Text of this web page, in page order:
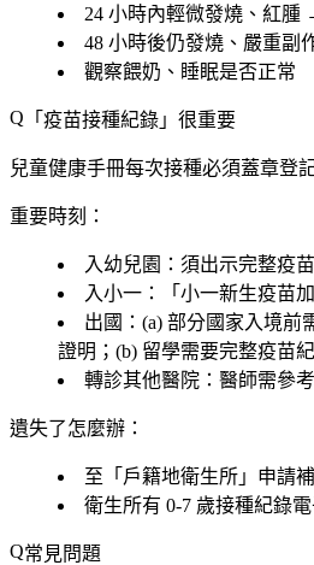
24 小時內輕微發燒、紅腫
48 小時後仍發燒、嚴重副
觀察餵奶、睡眠是否正常
「 疫苗接種紀錄 」很重要
兒童健康手冊每次接種必須蓋章登
重要時刻 ：
入幼兒園 ：須出示完整疫
入小一 ：「 小一新生疫苗
出國 ：(a) 部分國家入境
證明；(b) 留學需要完整疫苗
轉診其他醫院 ：醫師需參
遺失了怎麼辦 ：
至「 戶籍地衛生所 」申請
衛生所有 0-7 歲接種紀錄
常見問題